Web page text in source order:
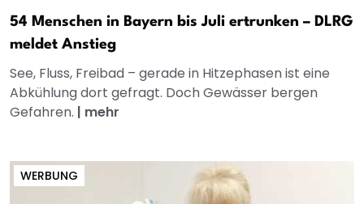
54 Menschen in Bayern bis Juli ertrunken – DLRG
meldet Anstieg
See, Fluss, Freibad – gerade in Hitzephasen ist eine
Abkühlung dort gefragt. Doch Gewässer bergen
Gefahren. | mehr
WERBUNG